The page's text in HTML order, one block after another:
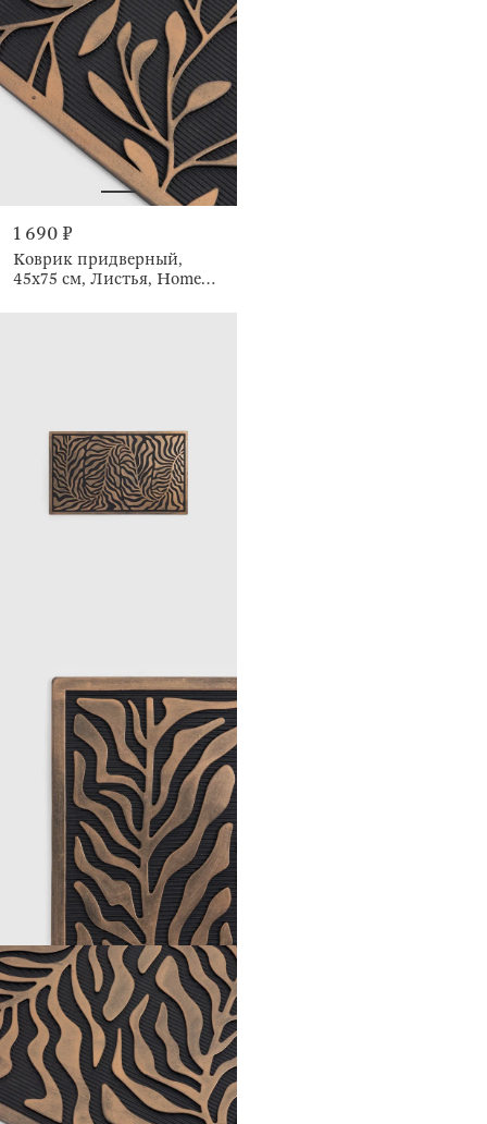
1 690 ₽
Коврик придверный,
45х75 см, Листья, Home